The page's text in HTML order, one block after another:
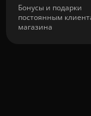
Бонусы и подарки
постоянным
магазина